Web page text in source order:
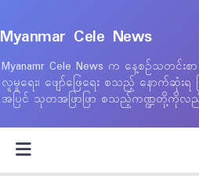
Myanmar Cele News
Myanamr Cele News က နေ့စဉ်သတင်းစာ
လူမှုရေး၊ ဖျော်ဖြေရေး စသည့် နောက်ဆုံးရ
အပြင် သုတအဖြာဖြာ စသည့်ကဏ္ဍတို့ကိုလည်